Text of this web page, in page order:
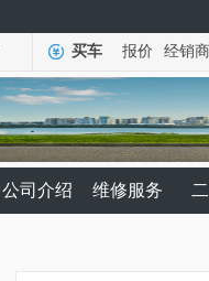
买车 报价 经销商
公司介绍 维修服务